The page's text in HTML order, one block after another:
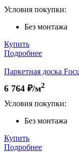
Условия покупки:
Без монтажа
Купить
Подробнее
Паркетная доска
6 764 ₽/м2
Условия покупки:
Без монтажа
Купить
Подробнее